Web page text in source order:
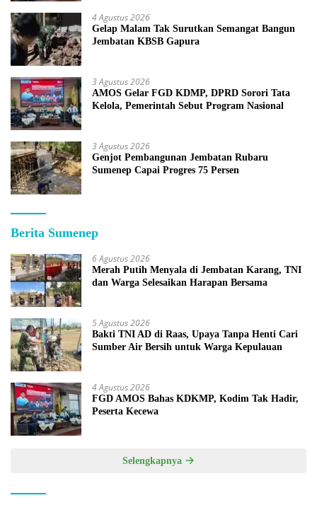
4 Agustus 2026
Gelap Malam Tak Surutkan Semangat Bangun
Jembatan KBSB Gapura
3 Agustus 2026
AMOS Gelar FGD KDMP, DPRD Sorori Tata
Kelola, Pemerintah Sebut Program Nasional
3 Agustus 2026
Genjot Pembangunan Jembatan Rubaru
Sumenep Capai Progres 75 Persen
Berita Sumenep
6 Agustus 2026
Merah Putih Menyala di Jembatan Karang, TNI
dan Warga Selesaikan Harapan Bersama
5 Agustus 2026
Bakti TNI AD di Raas, Upaya Tanpa Henti Cari
Sumber Air Bersih untuk Warga Kepulauan
4 Agustus 2026
FGD AMOS Bahas KDKMP, Kodim Tak Hadir,
Peserta Kecewa
Selengkapnya